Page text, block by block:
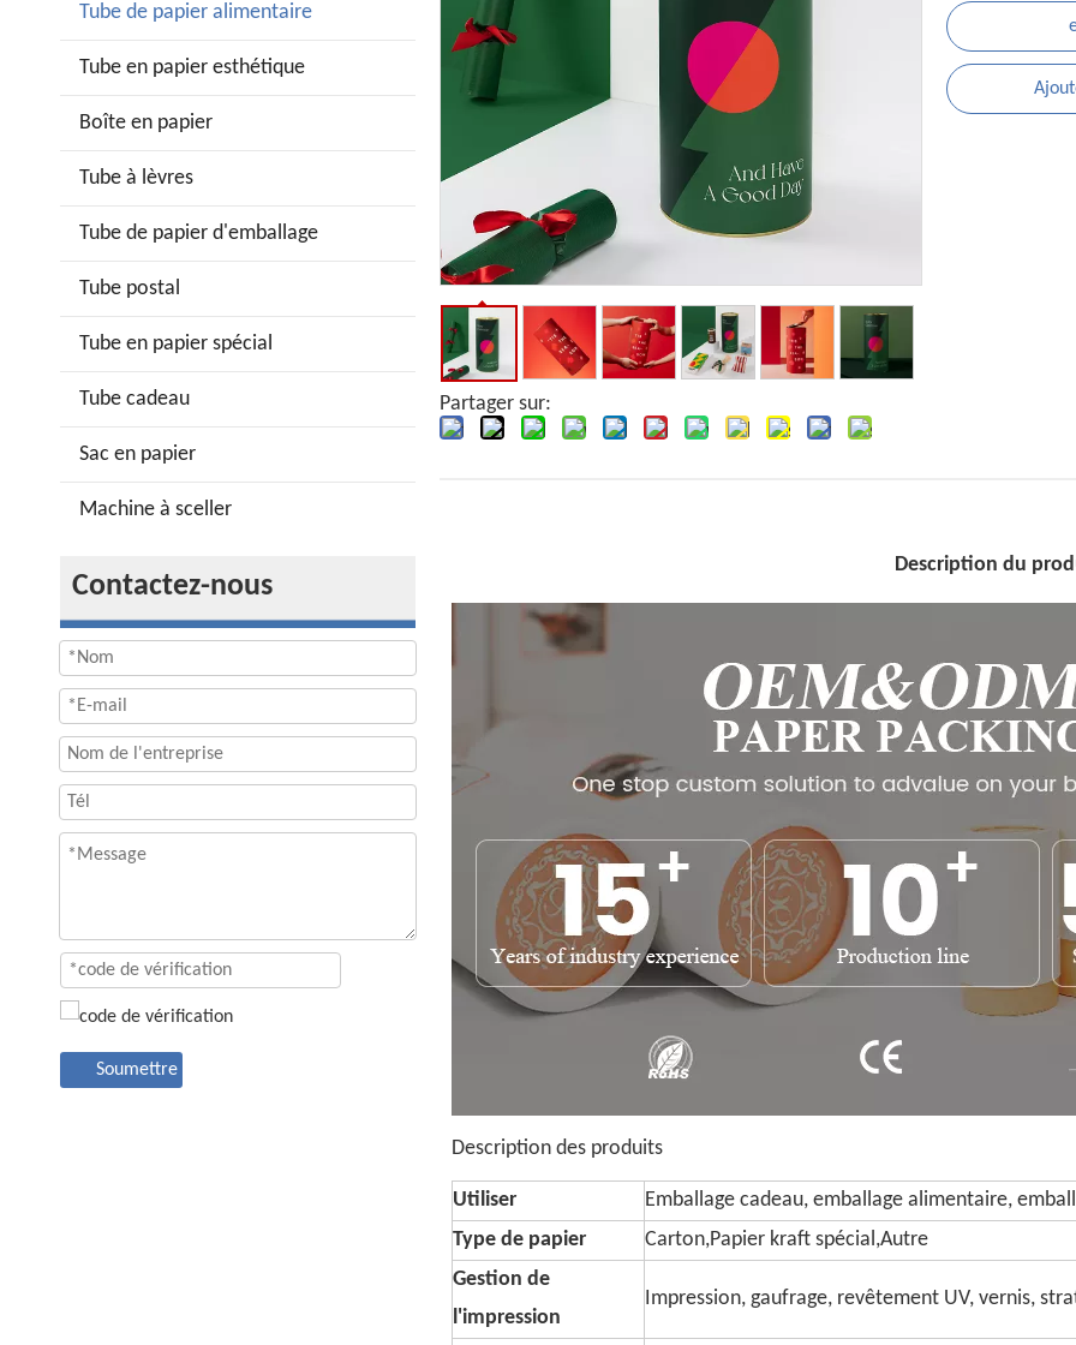
Tube de papier alimentaire
Tube en papier esthétique
Boîte en papier
Tube à lèvres
Tube de papier d'emballage
Tube postal
Tube en papier spécial
Tube cadeau
Sac en papier
Machine à sceller
Contactez-nous
Soumettre
Partager sur:
Description du
Description des produits
Utiliser
Emballage cadeau, emballage alimentaire,
Type de papier
Carton,Papier kraft spécial,Autre
Gestion de
l'impression
Impression, gaufrage, revêtement UV, vernis,